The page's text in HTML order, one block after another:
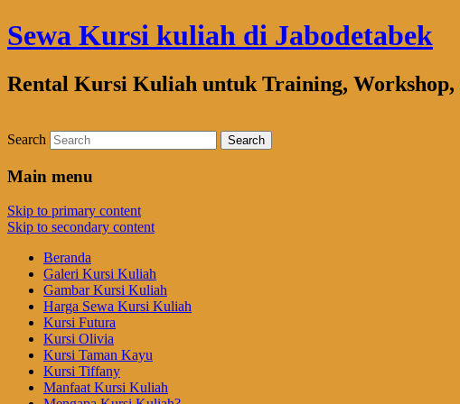
Sewa Kursi kuliah di Jabodetabek
Rental Kursi Kuliah untuk Training,
Search
Main menu
Skip to primary content
Skip to secondary content
Beranda
Galeri Kursi Kuliah
Gambar Kursi Kuliah
Harga Sewa Kursi Kuliah
Kursi Futura
Kursi Olivia
Kursi Taman Kayu
Kursi Tiffany
Manfaat Kursi Kuliah